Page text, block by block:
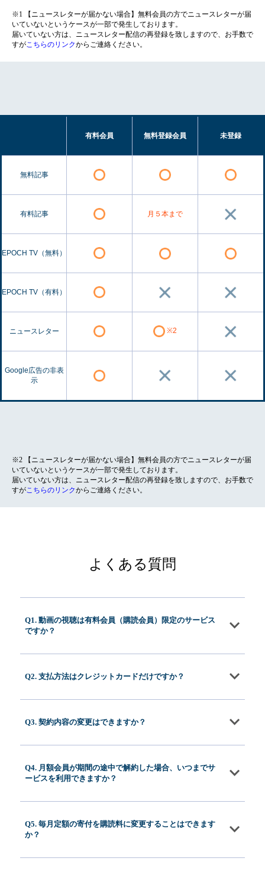
※1 【ニュースレターが届かない場合】無料会員の方でニュースレターが届
いていないというケースが一部で発生しております。
届いていない方は、ニュースレター配信の再登録を致しますので、お手数で
すがこちらのリンクからご連絡ください。
有料会員 無料登録会員 未登録
無料記事
有料記事 月５本まで
EPOCH TV（無料）
EPOCH TV（有料）
ニュースレター ※2
Google広告の非表
示
※2 【ニュースレターが届かない場合】無料会員の方でニュースレターが届
いていないというケースが一部で発生しております。
届いていない方は、ニュースレター配信の再登録を致しますので、お手数で
すがこちらのリンクからご連絡ください。
よくある質問
Q1. 動画の視聴は有料会員（購読会員）限定のサービス
ですか？
Q2. 支払方法はクレジットカードだけですか？
Q3. 契約内容の変更はできますか？
Q4. 月額会員が期間の途中で解約した場合、いつまでサ
ービスを利用できますか？
Q5. 毎月定額の寄付を購読料に変更することはできます
か？